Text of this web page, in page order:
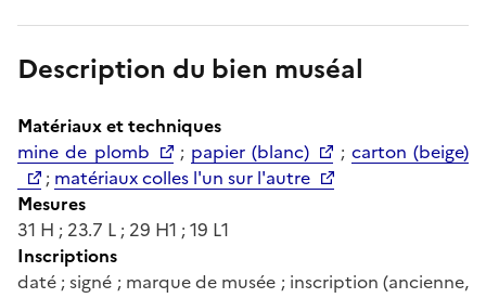
Description du bien muséal
Matériaux et techniques
mine de plomb
; papier (blanc) ; carton (beige)
; matériaux colles l'un sur l'autre
Mesures
31 H ; 23.7 L ; 29 H1 ; 19 L1
Inscriptions
daté ; signé ; marque de musée ; inscription (ancienne,